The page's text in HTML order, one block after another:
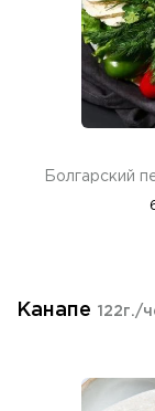
Болгарский
Канапе 122г./